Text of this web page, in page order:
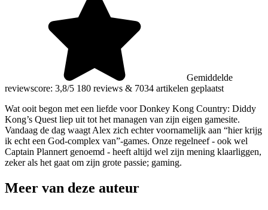
Gemiddelde
reviewscore: 3,8/5 180 reviews & 7034 artikelen geplaatst
Wat ooit begon met een liefde voor Donkey Kong Country: Diddy
Kong’s Quest liep uit tot het managen van zijn eigen gamesite.
Vandaag de dag waagt Alex zich echter voornamelijk aan “hier krijg
ik echt een God-complex van”-games. Onze regelneef - ook wel
Captain Plannert genoemd - heeft altijd wel zijn mening klaarliggen,
zeker als het gaat om zijn grote passie; gaming.
Meer van deze auteur